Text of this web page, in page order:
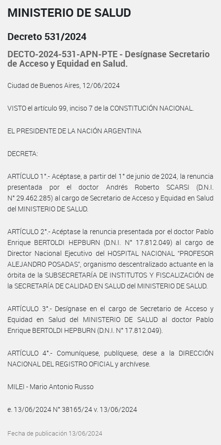
MINISTERIO DE SALUD
Decreto 531/2024
DECTO-2024-531-APN-PTE - Desígnase Secretario
de Acceso y Equidad en Salud.
Ciudad de Buenos Aires, 12/06/2024
VISTO el artículo 99, inciso 7 de la CONSTITUCIÓN NACIONAL.
EL PRESIDENTE DE LA NACIÓN ARGENTINA
DECRETA:
ARTÍCULO 1°.- Acéptase, a partir del 1° de junio de 2024, la renuncia
presentada por el doctor Andrés Roberto SCARSI (D.N.I.
N° 29.462.285) al cargo de Secretario de Acceso y Equidad en Salud
del MINISTERIO DE SALUD.
ARTÍCULO 2°.- Acéptase la renuncia presentada por el doctor Pablo
Enrique BERTOLDI HEPBURN (D.N.I. N° 17.812.049) al cargo de
Director Nacional Ejecutivo del HOSPITAL NACIONAL “PROFESOR
ALEJANDRO POSADAS”, organismo descentralizado actuante en la
órbita de la SUBSECRETARÍA DE INSTITUTOS Y FISCALIZACIÓN de
la SECRETARÍA DE CALIDAD EN SALUD del MINISTERIO DE SALUD.
ARTÍCULO 3°.- Desígnase en el cargo de Secretario de Acceso y
Equidad en Salud del MINISTERIO DE SALUD al doctor Pablo
Enrique BERTOLDI HEPBURN (D.N.I. N° 17.812.049).
ARTÍCULO 4°.- Comuníquese, publíquese, dese a la DIRECCIÓN
NACIONAL DEL REGISTRO OFICIAL y archívese.
MILEI - Mario Antonio Russo
e. 13/06/2024 N° 38165/24 v. 13/06/2024
Fecha de publicación 13/06/2024